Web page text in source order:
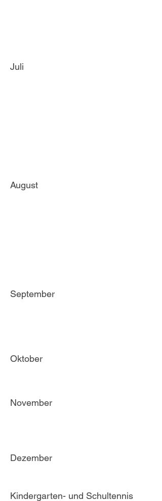
Juli
August
September
Oktober
November
Dezember
Kindergarten- und Schultennis